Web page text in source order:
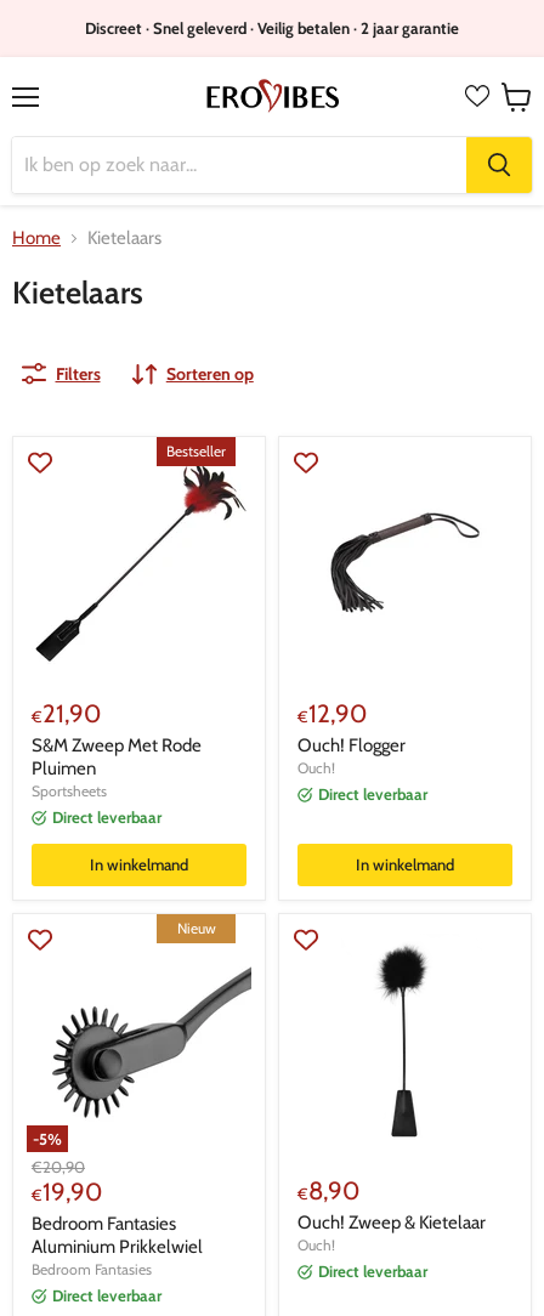
Discreet · Snel geleverd · Veilig betalen · 2 jaar garantie
Home Kietelaars
Kietelaars
Filters Sorteren op
Bestseller
€21,90
S&M Zweep Met Rode
Pluimen
Sportsheets
Direct leverbaar
In winkelmand
€12,90
Ouch! Flogger
Ouch!
Direct leverbaar
In winkelmand
Nieuw
-5%
Oorspronkelijke
prijs
€20,90
Huidige
prijs
€19,90
Bedroom Fantasies
Aluminium Prikkelwiel
Bedroom Fantasies
Direct leverbaar
€8,90
Ouch! Zweep & Kietelaar
Ouch!
Direct leverbaar